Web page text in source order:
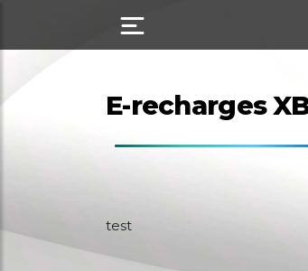
E-recharges
test